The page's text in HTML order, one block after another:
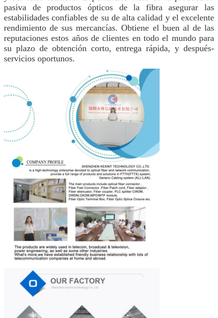
pasiva de productos ópticos de la fibra asegurar las
estabilidades confiables de su de alta calidad y el excelente
rendimiento de sus mercancías. Obtiene el buen al de las
reputaciones estos años de clientes en todo el mundo para
su plazo de obtención corto, entrega rápida, y después-
servicios oportunos.